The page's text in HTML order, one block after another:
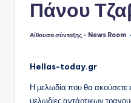
Πάνου
Συγγραφέας:
Αίθουσα σύνταξης - News Room
Hellas-today.gr
Η μελωδία που θα ακούσετε
μελωδίες αντάρτικων